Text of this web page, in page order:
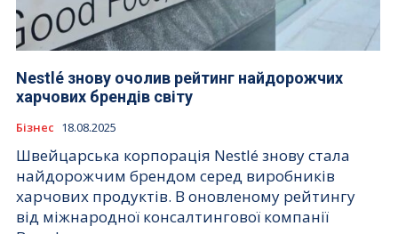
Nestlé знову очолив рейтинг найдорожчих
харчових брендів світу
Бізнес 18.08.2025
Швейцарська корпорація Nestlé знову стала
найдорожчим брендом серед виробників
харчових продуктів. В оновленому рейтингу
від міжнародної консалтингової компанії